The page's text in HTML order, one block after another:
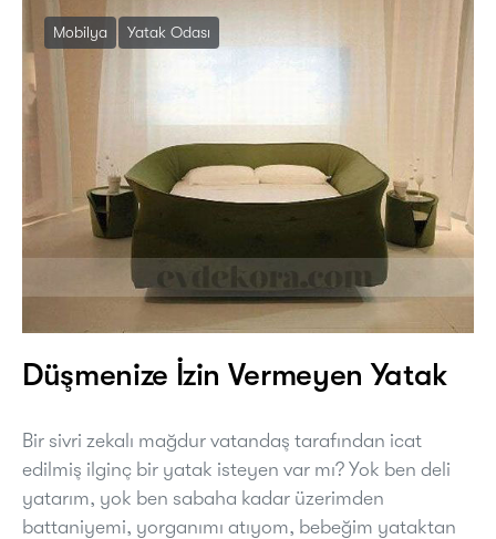
Mobilya Yatak Odası
Düşmenize İzin Vermeyen Yatak
Bir sivri zekalı mağdur vatandaş tarafından icat
edilmiş ilginç bir yatak isteyen var mı? Yok ben deli
yatarım, yok ben sabaha kadar üzerimden
battaniyemi, yorganımı atıyom, bebeğim yataktan